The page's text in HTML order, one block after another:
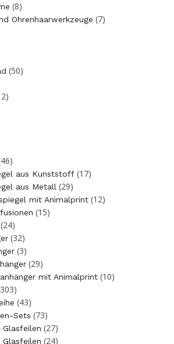
(8)
Ohrenhaarwerkzeuge (7)
(50)
aus Kunststoff (17)
aus Metall (29)
mit Animalprint (12)
(15)
(24)
(32)
(3)
(29)
mit Animalprint (10)
(43)
Sets (73)
(27)
(24)